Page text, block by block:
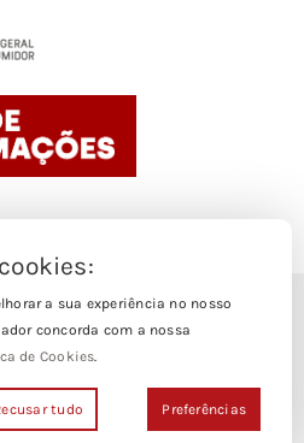
1988- 2026
Ensino Superior
Powered by
a sua experiência no nosso
concorda com a nossa
de Cookies.
tudo Preferências